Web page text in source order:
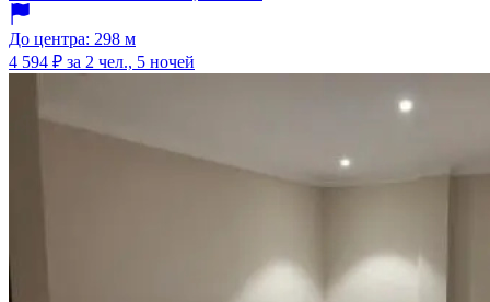
До центра: 298 м
4 594 ₽ за 2 чел., 5 ночей